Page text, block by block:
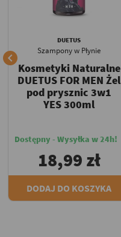

DUETUS
Szampony w Płynie
Kosmetyki Naturalne
DUETUS FOR MEN Żel
pod prysznic 3w1
YES 300ml
Dostępny - Wysyłka w 24h!
18,99 zł
DODAJ DO KOSZYKA